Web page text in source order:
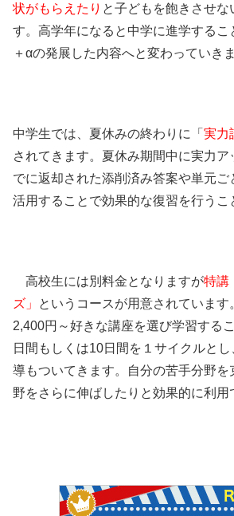
状がもらえたり と子どもを飽きさせ
す。高学年になると中学に進学するこ
＋αの発展した内容へと変わっていきま
中学生では、夏休みの終わりに「 実力
されてきます。夏休み期間中に実力ア
でに返却された添削済み答案や単元ご
活用することで効果的な復習を行うこ
高校生には別料金となりますが特講
ズ」
というコースが用意されています
2,400円～好きな講座を選び学習する
日間もしくは10日間を１サイクルと
導もついてきます。自分の苦手分野を
野をさらに伸ばしたりと効果的に利用